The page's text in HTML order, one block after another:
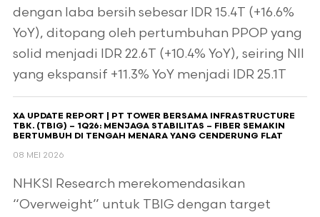
dengan laba bersih sebesar IDR 15.4T (+16.6%
YoY), ditopang oleh pertumbuhan PPOP yang
solid menjadi IDR 22.6T (+10.4% YoY), seiring NII
yang ekspansif +11.3% YoY menjadi IDR 25.1T
XA UPDATE REPORT | PT TOWER BERSAMA INFRASTRUCTURE
TBK. (TBIG) – 1Q26: MENJAGA STABILITAS – FIBER SEMAKIN
BERTUMBUH DI TENGAH MENARA YANG CENDERUNG FLAT
08 MEI 2026
NHKSI Research merekomendasikan
“Overweight” untuk TBIG dengan target